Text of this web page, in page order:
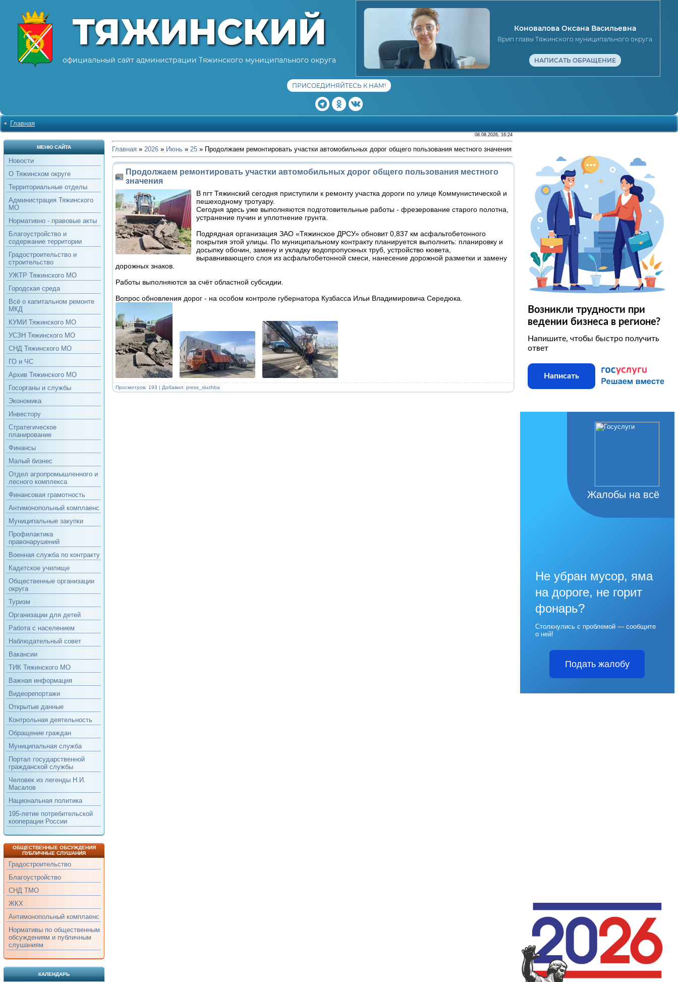
ТЯЖИНСКИЙ
официальный сайт администрации Тяжинского муниципального округа
Коновалова Оксана Васильевна
Врип главы Тяжинского муниципального округа
НАПИСАТЬ ОБРАЩЕНИЕ
ПРИСОЕДИНЯЙТЕСЬ К НАМ!
Главная
МЕНЮ САЙТА
Новости
О Тяжинском округе
Территориальные отделы
Администрация Тяжинского
МО
Нормативно - правовые акты
Благоустройство и
содержание территории
Градостроительство и
строительство
УЖТР Тяжинского МО
Городская среда
Всё о капитальном ремонте
МКД
КУМИ Тяжинского МО
УСЗН Тяжинского МО
СНД Тяжинского МО
ГО и ЧС
Архив Тяжинского МО
Госорганы и службы
Экономика
Инвестору
Стратегическое
планирование
Финансы
Малый бизнес
Отдел агропромышленного и
лесного комплекса
Финансовая грамотность
Антимонопольный комплаенс
Муниципальные закупки
Профилактика
правонарушений
Военная служба по контракту
Кадетское училище
Общественные организации
округа
Туризм
Организации для детей
Работа с населением
Наблюдательный совет
Вакансии
ТИК Тяжинского МО
Важная информация
Видеорепортажи
Открытые данные
Контрольная деятельность
Обращение граждан
Муниципальная служба
Портал государственной
гражданской службы
Человек из легенды Н.И.
Масалов
Национальная политика
195-летие потребительской
кооперации России
ОБЩЕСТВЕННЫЕ ОБСУЖДЕНИЯ
ПУБЛИЧНЫЕ СЛУШАНИЯ
Градостроительство
Благоустройство
СНД ТМО
ЖКХ
Антимонопольный комплаенс
Нормативы по общественным
обсуждениям и публичным
слушаниям
КАЛЕНДАРЬ
08.08.2026, 16:24
Главная» 2026 » Июнь » 25» Продолжаем ремонтировать участки автомобильных дорог общего пользования местного значения
Продолжаем ремонтировать участки автомобильных дорог общего пользования местного
значения
В пгт Тяжинский сегодня приступили к ремонту участка дороги по улице Коммунистической и
пешеходному тротуару.
Сегодня здесь уже выполняются подготовительные работы - фрезерование старого полотна,
устранение пучин и уплотнение грунта.
Подрядная организация ЗАО «Тяжинское ДРСУ» обновит 0,837 км асфальтобетонного
покрытия этой улицы. По муниципальному контракту планируется выполнить: планировку и
досыпку обочин, замену и укладку водопропускных труб, устройство кювета,
выравнивающего слоя из асфальтобетонной смеси, нанесение дорожной разметки и замену
дорожных знаков.
Работы выполняются за счёт областной субсидии.
Вопрос обновления дорог - на особом контроле губернатора Кузбасса Ильи Владимировича Середюка.
Просмотров: 193 | Добавил: press_sluzhba
Возникли трудности при
ведении бизнеса в регионе?
Напишите, чтобы быстро получить
ответ
Написать
Жалобы на всё
Не убран мусор, яма
на дороге, не горит
фонарь?
Столкнулись с проблемой — сообщите
о ней!
Подать жалобу